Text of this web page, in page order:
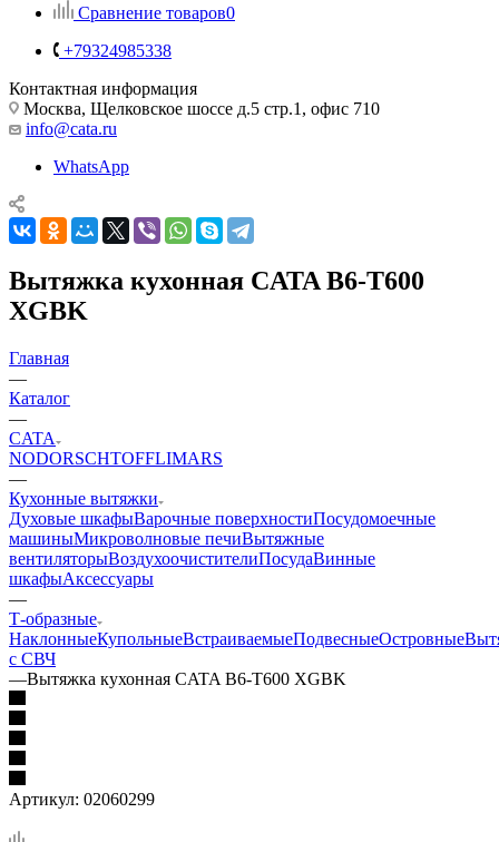
Сравнение товаров0
+79324985338
Контактная информация
Москва, Щелковское шоссе д.5 стр.1, офис 710
info@cata.ru
WhatsApp
Вытяжка кухонная CATA B6-T600
XGBK
Главная
—
Каталог
—
CATA
NODORSCHTOFFLIMARS
—
Кухонные вытяжки
Духовые шкафыВарочные поверхностиПосудомоечные
машиныМикроволновые печиВытяжные
вентиляторыВоздухоочистителиПосудаВинные
шкафыАксессуары
—
Т-образные
НаклонныеКупольныеВстраиваемыеПодвесныеОстровные
с СВЧ
—Вытяжка кухонная CATA B6-T600 XGBK
Артикул: 02060299